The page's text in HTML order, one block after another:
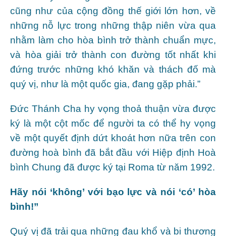
cũng như của cộng đồng thế giới lớn hơn, về
những nỗ lực trong những thập niên vừa qua
nhằm làm cho hòa bình trở thành chuẩn mực,
và hòa giải trở thành con đường tốt nhất khi
đứng trước những khó khăn và thách đố mà
quý vị, như là một quốc gia, đang gặp phải.”
Đức Thánh Cha hy vọng thoả thuận vừa được
ký là một cột mốc để người ta có thể hy vọng
về một quyết định dứt khoát hơn nữa trên con
đường hoà bình đã bắt đầu với Hiệp định Hoà
bình Chung đã được ký tại Roma từ năm 1992.
Hãy nói ‘không’ với bạo lực và nói ‘có’ hòa
bình!”
Quý vị đã trải qua những đau khổ và bi thương